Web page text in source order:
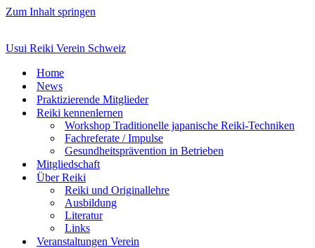
Zum Inhalt springen
Usui Reiki Verein Schweiz
Home
News
Praktizierende Mitglieder
Reiki kennenlernen
Workshop Traditionelle japanische Reiki-Techniken
Fachreferate / Impulse
Gesundheitsprävention in Betrieben
Mitgliedschaft
Über Reiki
Reiki und Originallehre
Ausbildung
Literatur
Links
Veranstaltungen Verein